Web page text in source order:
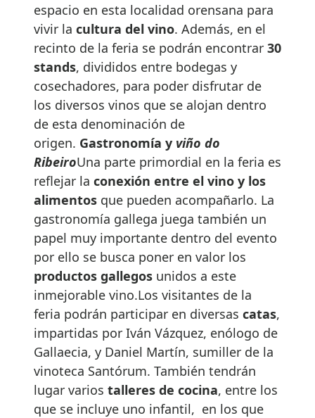
espacio en esta localidad orensana para
vivir la cultura del vino. Además, en el
recinto de la feria se podrán encontrar 30
stands, divididos entre bodegas y
cosechadores, para poder disfrutar de
los diversos vinos que se alojan dentro
de esta denominación de
origen. Gastronomía y viño do
RibeiroUna parte primordial en la feria es
reflejar la conexión entre el vino y los
alimentos que pueden acompañarlo. La
gastronomía gallega juega también un
papel muy importante dentro del evento
por ello se busca poner en valor los
productos gallegos unidos a este
inmejorable vino.Los visitantes de la
feria podrán participar en diversas catas,
impartidas por Iván Vázquez, enólogo de
Gallaecia, y Daniel Martín, sumiller de la
vinoteca Santórum. También tendrán
lugar varios talleres de cocina, entre los
que se incluye uno infantil, en los que